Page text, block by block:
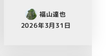
福山達也
2026年3月31日